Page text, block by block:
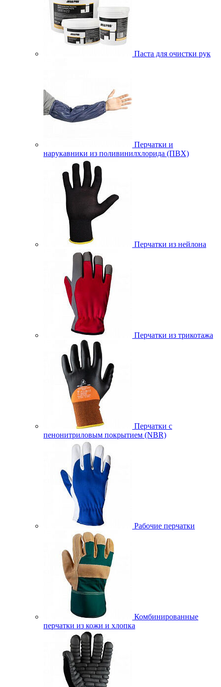
Паста для очистки рук
Перчатки и
нарукавники из поливинилхлорида (ПВХ)
Перчатки из нейлона
Перчатки из трикотажа
Перчатки с
пенонитриловым покрытием (NBR)
Рабочие перчатки
Комбинированные
перчатки из кожи и хлопка